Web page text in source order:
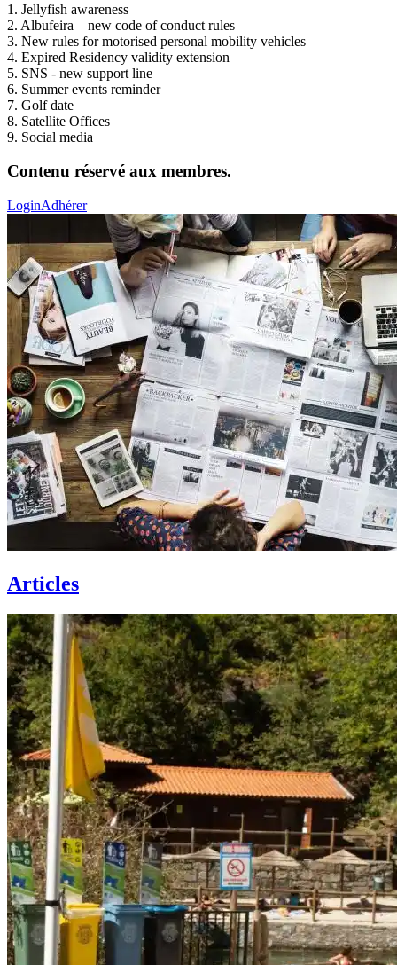
1. Jellyfish awareness
2. Albufeira – new code of conduct rules
3. New rules for motorised personal mobility vehicles
4. Expired Residency validity extension
5. SNS - new support line
6. Summer events reminder
7. Golf date
8. Satellite Offices
9. Social media
Contenu réservé aux membres.
LoginAdhérer
Articles